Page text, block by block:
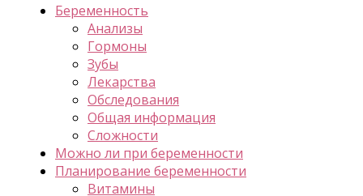
Беременность
Анализы
Гормоны
Зубы
Лекарства
Обследования
Общая информация
Сложности
Можно ли при беременности
Планирование беременности
Витамины